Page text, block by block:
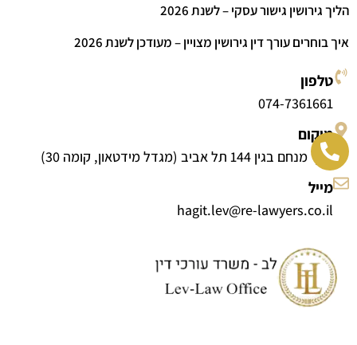
הליך גירושין גישור עסקי – לשנת 2026
איך בוחרים עורך דין גירושין מצויין – מעודכן לשנת 2026
טלפון
074-7361661
מיקום
דרך מנחם בגין 144 תל אביב (מגדל מידטאון, קומה 30)
מייל
hagit.lev@re-lawyers.co.il